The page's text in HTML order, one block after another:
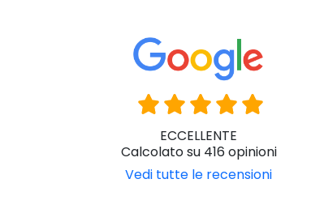
ECCELLENTE
Calcolato su 416 opinioni
Vedi tutte le recensioni